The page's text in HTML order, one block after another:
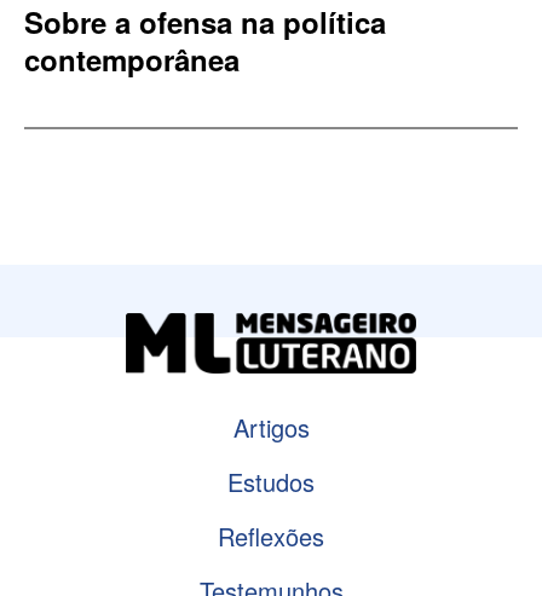
Sobre a ofensa na política
contemporânea
Artigos
Estudos
Reflexões